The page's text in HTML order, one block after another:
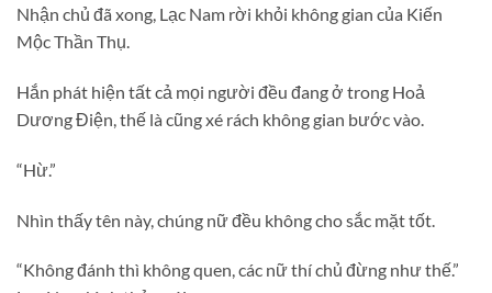
Nhận chủ đã xong, Lạc Nam rời khỏi không gian của Kiến
Mộc Thần Thụ.
Hắn phát hiện tất cả mọi người đều đang ở trong Hoả
Dương Điện, thế là cũng xé rách không gian bước vào.
“Hừ.”
Nhìn thấy tên này, chúng nữ đều không cho sắc mặt tốt.
“Không đánh thì không quen, các nữ thí chủ đừng như thế.”